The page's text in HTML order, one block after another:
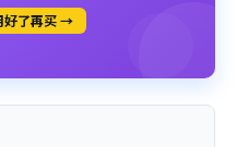
好了再买 →